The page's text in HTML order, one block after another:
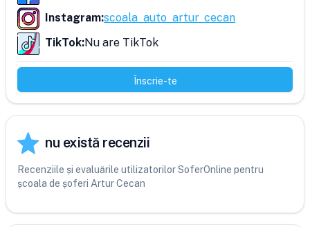
Instagram:scoala_auto_artur_cecan
TikTok:Nu are TikTok
Înscrie-te
nu există recenzii
Recenziile și evaluările utilizatorilor SoferOnline pentru
școala de șoferi Artur Cecan